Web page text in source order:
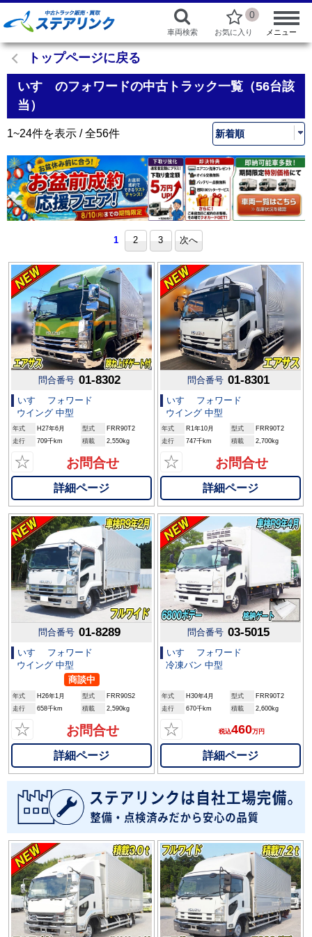
車両検索
0
お気に入り メニュー
トップページに戻る
いすゞのフォワードの中古トラック一覧（56台該
当）
1~24件を表示 / 全56件
1 2 3 次へ
問合番号 01-8302
いすゞ フォワード
ウイング 中型
年式 H27年6月 型式
FRR90T2
走行
709千km 積載 2,550kg
☆ お問合せ
詳細ページ
問合番号 01-8301
いすゞ フォワード
ウイング 中型
年式 R1年10月 型式
FRR90T2
走行
747千km 積載 2,700kg
☆ お問合せ
詳細ページ
問合番号 01-8289
いすゞ フォワード
ウイング 中型
商談中
年式 H26年1月 型式
FRR90S2
走行
658千km 積載 2,590kg
☆ お問合せ
詳細ページ
問合番号 03-5015
いすゞ フォワード
冷凍バン 中型
年式 H30年4月 型式
FRR90T2
走行
670千km 積載 2,600kg
☆ 税込460万円
詳細ページ